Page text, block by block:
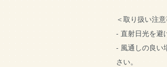
＜取り扱い注
- 直射日光を避
- 風通しの良い
さい。